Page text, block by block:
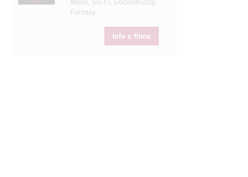
Fantasy
Info o filmu